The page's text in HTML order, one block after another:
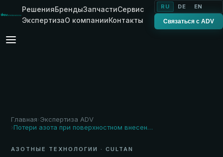
РешенияБрендыЗапчастиСервис
ЭкспертизаО компанииКонтакты
RU DE EN
Связаться с ADV
Главная› Экспертиза ADV
› Потери азота при поверхностном внесении
АЗОТНЫЕ ТЕХНОЛОГИИ · CULTAN